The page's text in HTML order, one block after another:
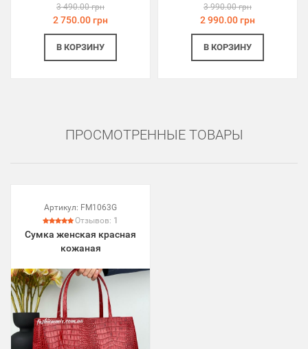
3 490.00 грн
2 750.00 грн
В КОРЗИНУ
3 990.00 грн
2 990.00 грн
В КОРЗИНУ
ПРОСМОТРЕННЫЕ ТОВАРЫ
Артикул: FM1063G
Отзывов: 1
Сумка женская красная
кожаная